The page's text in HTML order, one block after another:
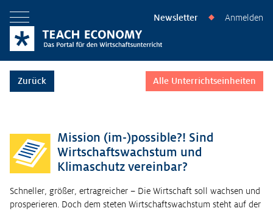
Menü öffnen Newsletter ◆ Anmelden
Zurück Alle Unterrichtseinheiten
Mission (im-)possible?! Sind
Wirtschaftswachstum und
Klimaschutz vereinbar?
Schneller, größer, ertragreicher – Die Wirtschaft soll wachsen und
prosperieren. Doch dem steten Wirtschaftswachstum steht auf der